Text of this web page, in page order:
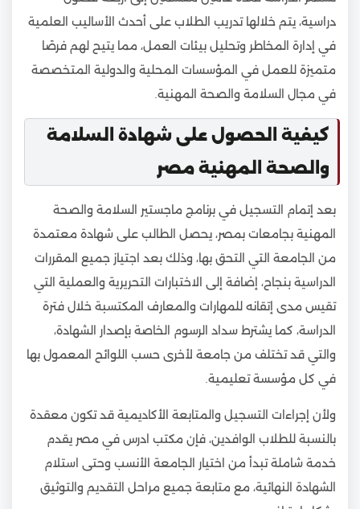
دراسية، يتم خلالها تدريب الطلاب على أحدث الأساليب العلمية
في إدارة المخاطر وتحليل بيئات العمل، مما يتيح لهم فرصًا
متميزة للعمل في المؤسسات المحلية والدولية المتخصصة
في مجال السلامة والصحة المهنية.
كيفية الحصول على شهادة السلامة
والصحة المهنية مصر
بعد إتمام التسجيل في برنامج ماجستير السلامة والصحة
المهنية بجامعات بمصر، يحصل الطالب على شهادة معتمدة
من الجامعة التي التحق بها، وذلك بعد اجتياز جميع المقررات
الدراسية بنجاح، إضافة إلى الاختبارات التحريرية والعملية التي
تقيس مدى إتقانه للمهارات والمعارف المكتسبة خلال فترة
الدراسة، كما يشترط سداد الرسوم الخاصة بإصدار الشهادة،
والتي قد تختلف من جامعة لأخرى حسب اللوائح المعمول بها
في كل مؤسسة تعليمية.
ولأن إجراءات التسجيل والمتابعة الأكاديمية قد تكون معقدة
بالنسبة للطلاب الوافدين، فإن مكتب ادرس في مصر يقدم
خدمة شاملة تبدأ من اختيار الجامعة الأنسب وحتى استلام
الشهادة النهائية، مع متابعة جميع مراحل التقديم والتوثيق